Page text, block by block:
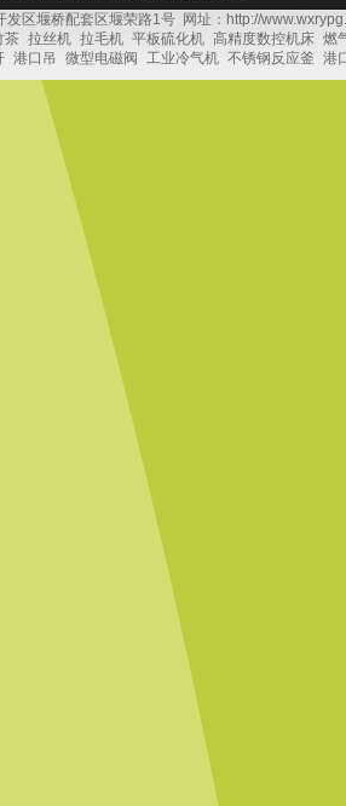
发区堰桥配套区堰荣路1号 网址：http://
茶 拉丝机 拉毛机 平板硫化机 高精度数控机床 燃
港口吊 微型电磁阀 工业冷气机 不锈钢反应釜 港